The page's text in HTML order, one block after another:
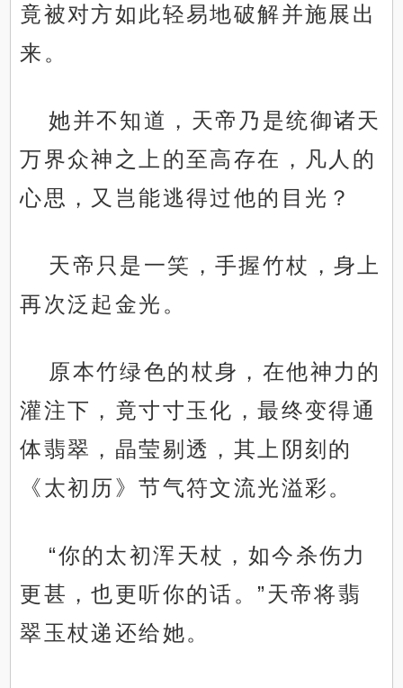
竟被对方如此轻易地破解并施展出
来。
她并不知道，天帝乃是统御诸天
万界众神之上的至高存在，凡人的
心思，又岂能逃得过他的目光？
天帝只是一笑，手握竹杖，身上
再次泛起金光。
原本竹绿色的杖身，在他神力的
灌注下，竟寸寸玉化，最终变得通
体翡翠，晶莹剔透，其上阴刻的
《太初历》节气符文流光溢彩。
“你的太初浑天杖，如今杀伤力
更甚，也更听你的话。”天帝将翡
翠玉杖递还给她。